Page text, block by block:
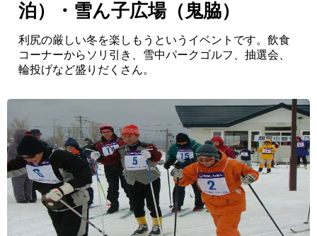
泊）・雪ん子広場（鬼脇）
利尻の厳しい冬を楽しもうというイベントです。飲食
コーナーからソリ引き、雪中パークゴルフ、抽選会、
輪投げなど盛りだくさん。